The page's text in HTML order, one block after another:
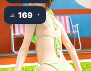
169